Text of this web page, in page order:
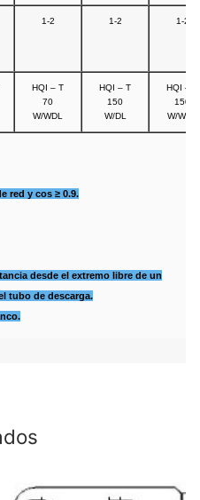
1-2 1-2 1-2
HQI – T
70
W/WDL
HQI – T
150
W/DL
HQI – T
150
W/WDL
red y cos ≥ 0.9.
desde el extremo libre de un
tubo de descarga.